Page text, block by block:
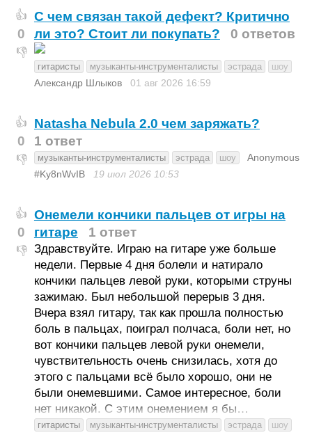
👍
0
👎
С чем связан такой дефект? Критично
ли это? Стоит ли покупать?
0 ответов
гитаристы музыканты-инструменталисты эстрада шоу
Александр Шлыков 01 авг 2026 16:59
👍
0
👎
Natasha Nebula 2.0 чем заряжать?
1 ответ
музыканты-инструменталисты эстрада шоу
Anonymous
#Ky8nWvIB
19 июл 2026 10:53
👍
0
👎
Онемели кончики пальцев от игры на
гитаре
1 ответ
Здравствуйте. Играю на гитаре уже больше
недели. Первые 4 дня болели и натирало
кончики пальцев левой руки, которыми струны
зажимаю. Был небольшой перерыв 3 дня.
Вчера взял гитару, так как прошла полностью
боль в пальцах, поиграл полчаса, боли нет, но
вот кончики пальцев левой руки онемели,
чувствительность очень снизилась, хотя до
этого с пальцами всё было хорошо, они не
были онемевшими. Самое интересное, боли
нет никакой. С этим онемением я бы…
гитаристы музыканты-инструменталисты эстрада шоу